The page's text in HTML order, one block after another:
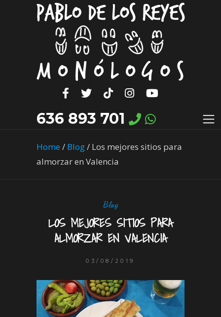
636 893 701
Home/ Blog/ Los mejores sitios para
almorzar en Valencia
Blog
LOS MEJORES SITIOS PARA
ALMORZAR EN VALENCIA
03/08/2019